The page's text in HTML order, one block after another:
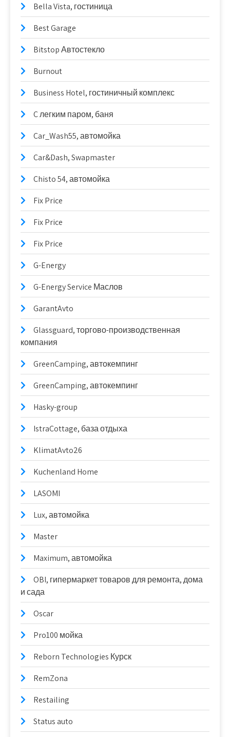
Bella Vista, гостиница
Best Garage
Bitstop Автостекло
Burnout
Business Hotel, гостиничный комплекс
C легким паром, баня
Car_Wash55, автомойка
Car&Dash, Swapmaster
Chisto 54, автомойка
Fix Price
Fix Price
Fix Price
G-Energy
G-Energy Service Маслов
GarantAvto
Glassguard, торгово-производственная
компания
GreenCamping, автокемпинг
GreenCamping, автокемпинг
Hasky-group
IstraCottage, база отдыха
KlimatAvto26
Kuchenland Home
LASOMI
Lux, автомойка
Master
Maximum, автомойка
OBI, гипермаркет товаров для ремонта, дома
и сада
Oscar
Pro100 мойка
Reborn Technologies Курск
RemZona
Restailing
Status auto